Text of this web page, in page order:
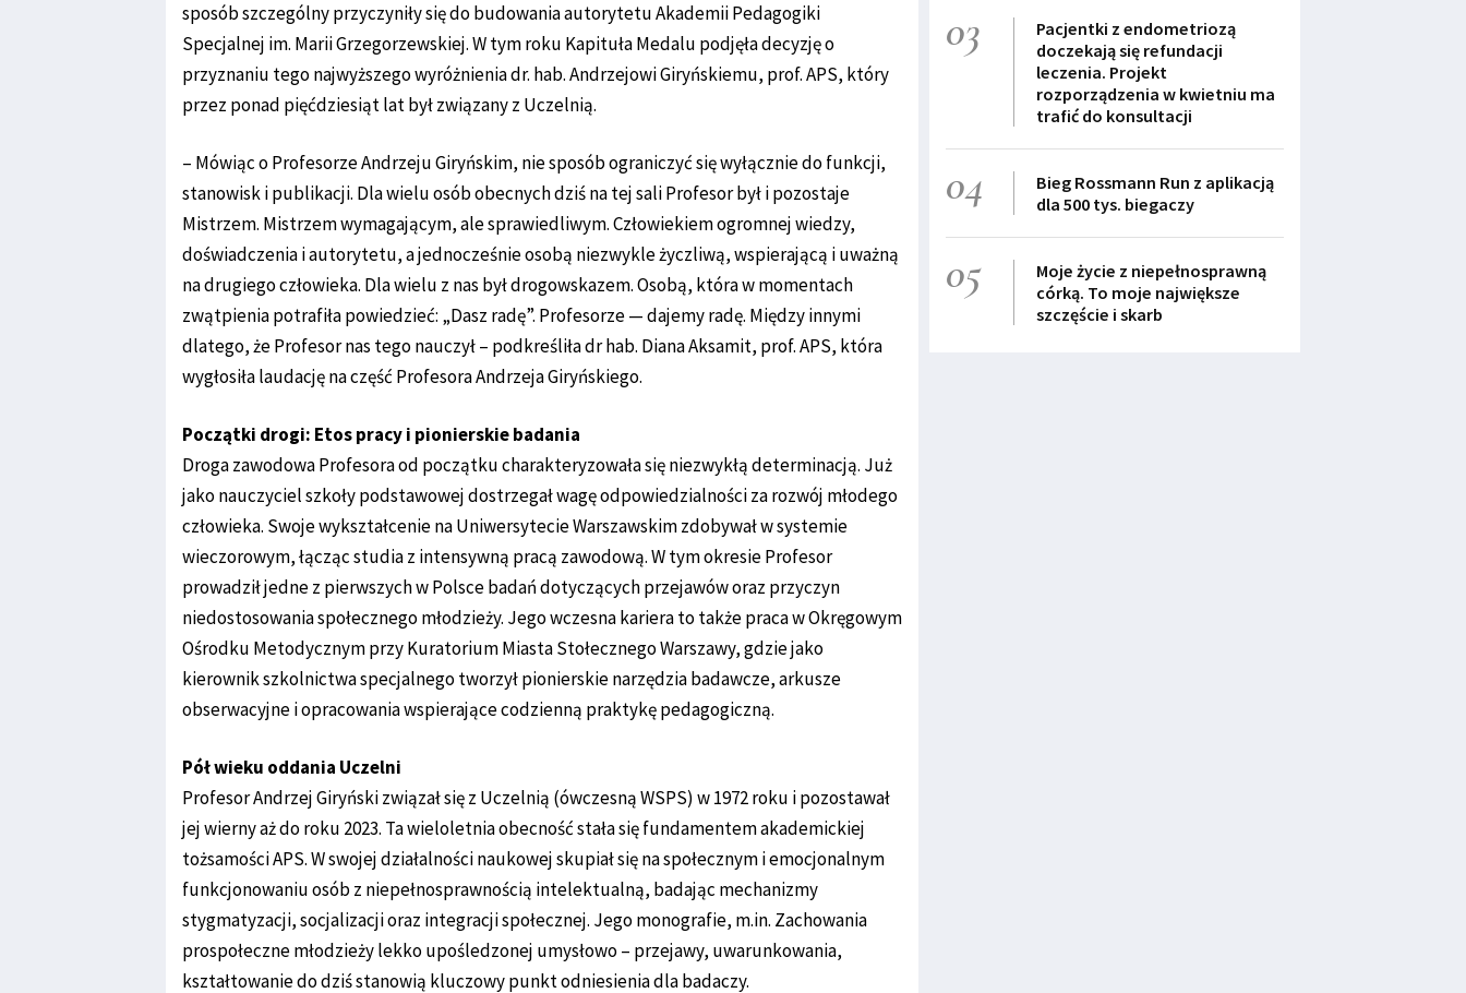
sposób szczególny przyczyniły się do budowania autorytetu Akademii Pedagogiki
Specjalnej im. Marii Grzegorzewskiej. W tym roku Kapituła Medalu podjęła decyzję o
przyznaniu tego najwyższego wyróżnienia dr. hab. Andrzejowi Giryńskiemu, prof. APS, który
przez ponad pięćdziesiąt lat był związany z Uczelnią.
– Mówiąc o Profesorze Andrzeju Giryńskim, nie sposób ograniczyć się wyłącznie do funkcji,
stanowisk i publikacji. Dla wielu osób obecnych dziś na tej sali Profesor był i pozostaje
Mistrzem. Mistrzem wymagającym, ale sprawiedliwym. Człowiekiem ogromnej wiedzy,
doświadczenia i autorytetu, a jednocześnie osobą niezwykle życzliwą, wspierającą i uważną
na drugiego człowieka. Dla wielu z nas był drogowskazem. Osobą, która w momentach
zwątpienia potrafiła powiedzieć: „Dasz radę”. Profesorze — dajemy radę. Między innymi
dlatego, że Profesor nas tego nauczył – podkreśliła dr hab. Diana Aksamit, prof. APS, która
wygłosiła laudację na część Profesora Andrzeja Giryńskiego.
Początki drogi: Etos pracy i pionierskie badania
Droga zawodowa Profesora od początku charakteryzowała się niezwykłą determinacją. Już
jako nauczyciel szkoły podstawowej dostrzegał wagę odpowiedzialności za rozwój młodego
człowieka. Swoje wykształcenie na Uniwersytecie Warszawskim zdobywał w systemie
wieczorowym, łącząc studia z intensywną pracą zawodową. W tym okresie Profesor
prowadził jedne z pierwszych w Polsce badań dotyczących przejawów oraz przyczyn
niedostosowania społecznego młodzieży. Jego wczesna kariera to także praca w Okręgowym
Ośrodku Metodycznym przy Kuratorium Miasta Stołecznego Warszawy, gdzie jako
kierownik szkolnictwa specjalnego tworzył pionierskie narzędzia badawcze, arkusze
obserwacyjne i opracowania wspierające codzienną praktykę pedagogiczną.
Pół wieku oddania Uczelni
Profesor Andrzej Giryński związał się z Uczelnią (ówczesną WSPS) w 1972 roku i pozostawał
jej wierny aż do roku 2023. Ta wieloletnia obecność stała się fundamentem akademickiej
tożsamości APS. W swojej działalności naukowej skupiał się na społecznym i emocjonalnym
funkcjonowaniu osób z niepełnosprawnością intelektualną, badając mechanizmy
stygmatyzacji, socjalizacji oraz integracji społecznej. Jego monografie, m.in. Zachowania
prospołeczne młodzieży lekko upośledzonej umysłowo – przejawy, uwarunkowania,
kształtowanie do dziś stanowią kluczowy punkt odniesienia dla badaczy.
03
Pacjentki z endometriozą
doczekają się refundacji
leczenia. Projekt
rozporządzenia w kwietniu ma
trafić do konsultacji
04
Bieg Rossmann Run z aplikacją
dla 500 tys. biegaczy
05
Moje życie z niepełnosprawną
córką. To moje największe
szczęście i skarb